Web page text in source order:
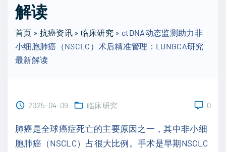
:
解读
首页 » 抗癌资讯» 临床研究 » ctDNA动态监测助力非
小细胞肺癌（NSCLC）术后精准管理：LUNGCA研究
最新解读
2025-04-09 临床研究 0
肺癌是全球癌症死亡的主要原因之一，其中非小细
胞肺癌（NSCLC）占很大比例。手术是早期NSCLC